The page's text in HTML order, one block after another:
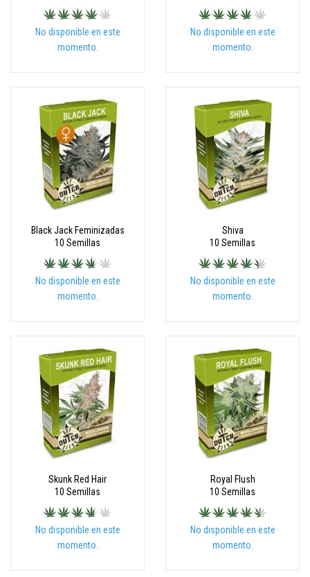
No disponible en este
momento.
No disponible en este
momento.
Black Jack Feminizadas
10 Semillas
No disponible en este
momento.
Shiva
10 Semillas
No disponible en este
momento.
Skunk Red Hair
10 Semillas
No disponible en este
momento.
Royal Flush
10 Semillas
No disponible en este
momento.